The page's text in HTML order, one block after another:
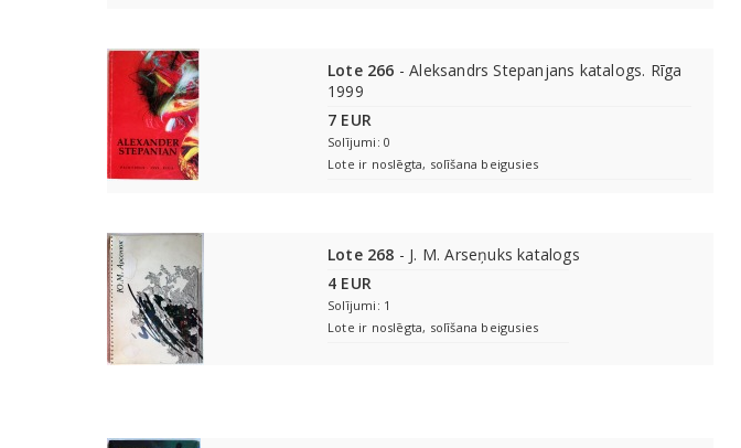
Lote 266 - Aleksandrs Stepanjans katalogs. Rīga
1999
7 EUR
Solījumi: 0
Lote ir noslēgta, solīšana beigusies
Lote 268 - J. M. Arseņuks katalogs
4 EUR
Solījumi: 1
Lote ir noslēgta, solīšana beigusies